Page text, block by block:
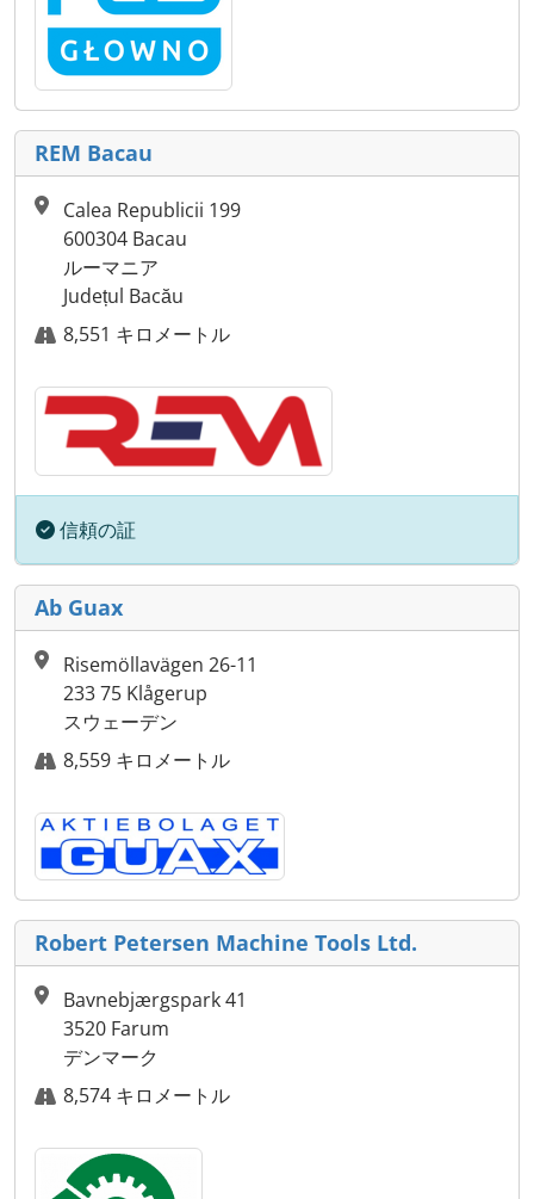
REM Bacau
Calea Republicii 199
600304 Bacau
ルーマニア
Județul Bacău
8,551 キロメートル
信頼の証
Ab Guax
Risemöllavägen 26-11
233 75 Klågerup
スウェーデン
8,559 キロメートル
Robert Petersen Machine Tools Ltd.
Bavnebjærgspark 41
3520 Farum
デンマーク
8,574 キロメートル